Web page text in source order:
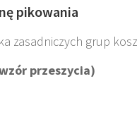
pikowania
zasadniczych grup
przeszycia)